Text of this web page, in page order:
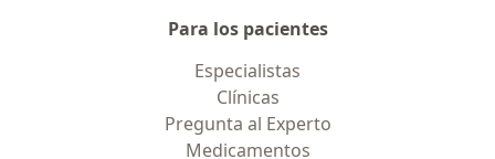
Para los pacientes
Especialistas
Clínicas
Pregunta al Experto
Medicamentos